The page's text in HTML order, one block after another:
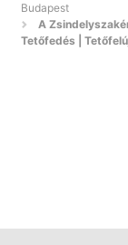
Budapest
A
Tetőfedés |